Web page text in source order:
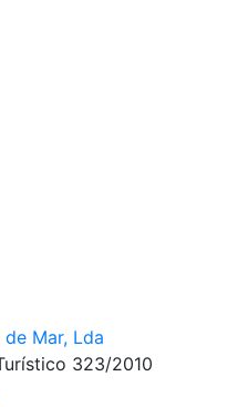
de Mar, Lda
323/2010